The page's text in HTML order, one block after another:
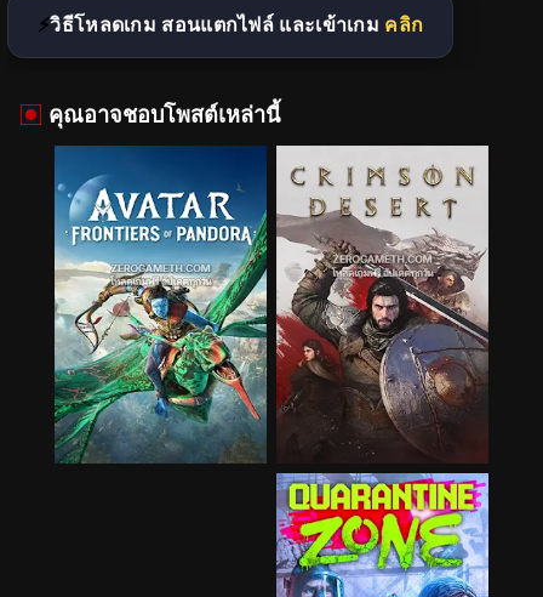
วิธีโหลดเกม สอนแตกไฟล์ และเข้าเกม คลิก
คุณอาจชอบโพสต์เหล่านี้